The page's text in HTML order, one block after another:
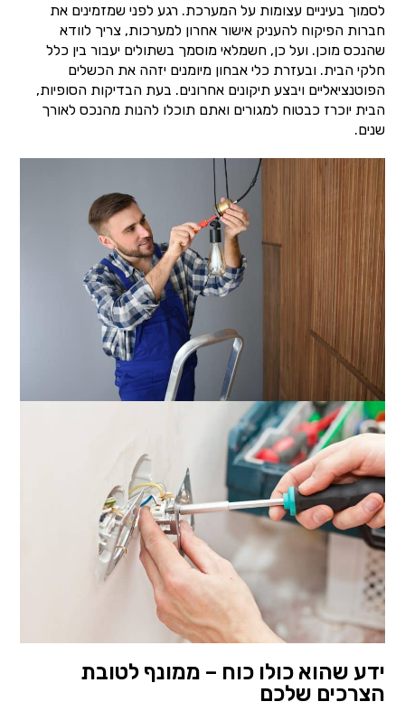
לסמוך בעיניים עצומות על המערכת. רגע לפני שמזמינים את
חברות הפיקוח להעניק אישור אחרון למערכות, צריך לוודא
שהנכס מוכן. ועל כן, חשמלאי מוסמך בשתולים יעבור בין כלל
חלקי הבית. ובעזרת כלי אבחון מיומנים יזהה את הכשלים
הפוטנציאליים ויבצע תיקונים אחרונים. בעת הבדיקות הסופיות,
הבית יוכרז כבטוח למגורים ואתם תוכלו להנות מהנכס לאורך
שנים.
ידע שהוא כולו כוח – ממונף לטובת
הצרכים שלכם